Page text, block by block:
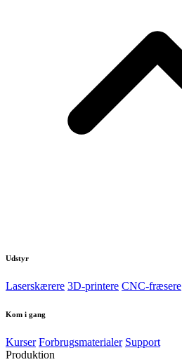
Udstyr
Laserskærere 3D-printere CNC-fræsere
Kom i gang
Kurser Forbrugsmaterialer Support
Produktion